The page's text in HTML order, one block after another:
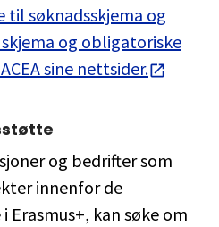
til søknadsskjema og
og obligatoriske
sine nettsider.
og bedrifter som
innenfor de
kan søke om